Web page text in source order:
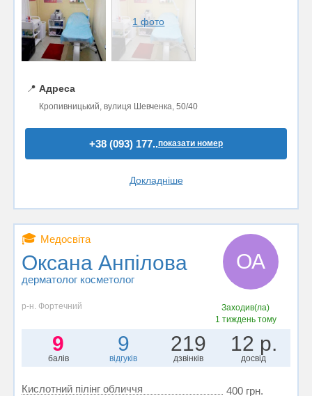
1 фото
📍 Адреса
Кропивницький, вулиця Шевченка, 50/40
+38 (093) 177..показати номер
Докладніше
🎓 Медосвіта
Оксана Анпілова
дерматолог косметолог
ОА
р-н. Фортечний
Заходив(ла)
1 тиждень тому
9
балів
9
відгуків
219
дзвінків
12 р.
досвід
Кислотний пілінг обличчя 400 грн.